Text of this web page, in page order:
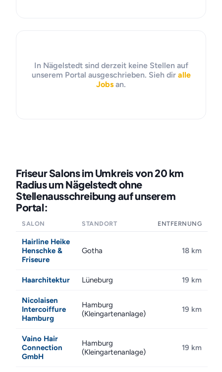
In Nägelstedt sind derzeit keine Stellen auf
unserem Portal ausgeschrieben. Sieh dir alle
Jobs an.
Friseur Salons im Umkreis von 20 km
Radius um Nägelstedt ohne
Stellenausschreibung auf unserem
Portal:
SALON STANDORT ENTFERNUNG
Hairline Heike
Henschke &
Friseure
Gotha 18 km
Haarchitektur Lüneburg 19 km
Nicolaisen
Intercoiffure
Hamburg
Hamburg
(Kleingartenanlage)
19 km
Vaino Hair
Connection
GmbH
Hamburg
(Kleingartenanlage)
19 km